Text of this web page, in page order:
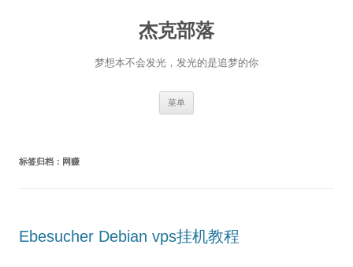
杰克部落
梦想本不会发光，发光的是追梦的你
菜单
标签归档： 网赚
Ebesucher Debian vps挂机教程